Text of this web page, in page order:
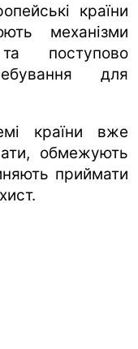
країни
механізми
поступово
для
країни вже
обмежують
приймати